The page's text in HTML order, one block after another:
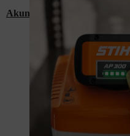
Akun latausajat